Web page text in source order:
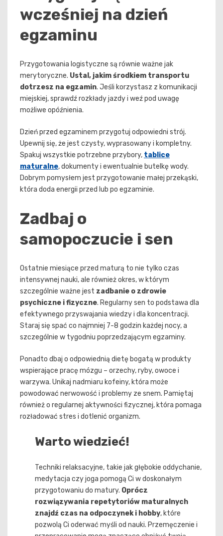
wcześniej na dzień
egzaminu
Przygotowania logistyczne są równie ważne jak
merytoryczne. Ustal, jakim środkiem transportu
dotrzesz na egzamin. Jeśli korzystasz z komunikacji
miejskiej, sprawdź rozkłady jazdy i weź pod uwagę
możliwe opóźnienia.
Dzień przed egzaminem przygotuj odpowiedni strój.
Upewnij się, że jest czysty, wyprasowany i kompletny.
Spakuj wszystkie potrzebne przybory, tablice
maturalne, dokumenty i ewentualnie butelkę wody.
Dobrym pomysłem jest przygotowanie małej przekąski,
która doda energii przed lub po egzaminie.
Zadbaj o
samopoczucie i sen
Ostatnie miesiące przed maturą to nie tylko czas
intensywnej nauki, ale również okres, w którym
szczególnie ważne jest zadbanie o zdrowie
psychiczne i fizyczne. Regularny sen to podstawa dla
efektywnego przyswajania wiedzy i dla koncentracji.
Staraj się spać co najmniej 7-8 godzin każdej nocy, a
szczególnie w tygodniu poprzedzającym egzaminy.
Ponadto dbaj o odpowiednią dietę bogatą w produkty
wspierające pracę mózgu – orzechy, ryby, owoce i
warzywa. Unikaj nadmiaru kofeiny, która może
powodować nerwowość i problemy ze snem. Pamiętaj
również o regularnej aktywności fizycznej, która pomaga
rozładować stres i dotlenić organizm.
Warto wiedzieć!
Techniki relaksacyjne, takie jak głębokie oddychanie,
medytacja czy joga pomogą Ci w doskonałym
przygotowaniu do matury. Oprócz
rozwiązywania repetytoriów maturalnych
znajdź czas na odpoczynek i hobby, które
pozwolą Ci oderwać myśli od nauki. Przemęczenie i